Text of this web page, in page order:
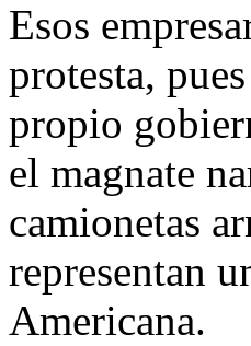
Esos
protesta,
propio
el magnate
camionetas
representan
Americana.